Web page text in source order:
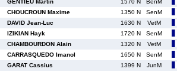
GENTIEU Martin 1570 N
BenM
CHOUCROUN Maxime 1350 N
SenM
DAVID Jean-Luc 1630 N
VetM
IZIKIAN Hayk 1720 N
SenM
CHAMBOURDON Alain 1320 N
VetM
CARRASQUEDO Imanol 1650 N
SenM
GARAT Cassius 1399 N
JunM